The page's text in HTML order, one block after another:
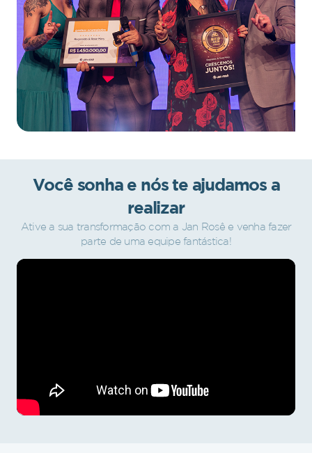
Você sonha e nós te ajudamos a
realizar
Ative a sua transformação com a Jan Rosê e venha fazer
parte de uma equipe fantástica!